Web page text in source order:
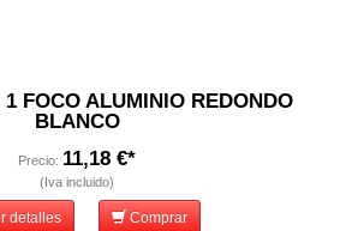
1 FOCO ALUMINIO REDONDO
BLANCO
Precio: 11,18 €*
(Iva incluido)
detalles Comprar